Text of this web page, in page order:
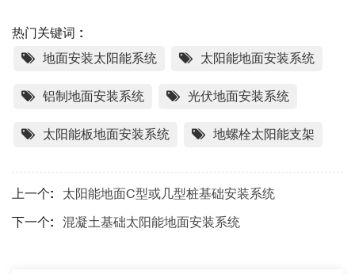
热门关键词 :
地面安装太阳能系统
太阳能地面安装系统
铝制地面安装系统 光伏地面安装系统
太阳能板地面安装系统 地螺栓太阳能支架
上一个: 太阳能地面C型或几型桩基础安装系统
下一个: 混凝土基础太阳能地面安装系统